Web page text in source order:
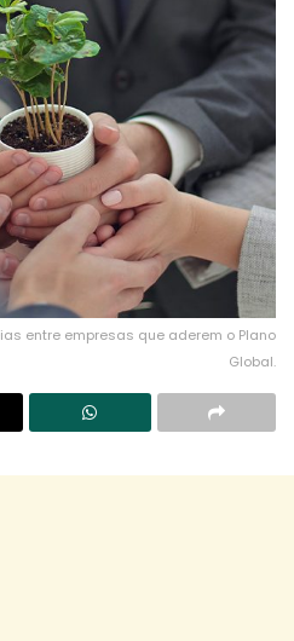
entre empresas que aderem o Plano
Global.